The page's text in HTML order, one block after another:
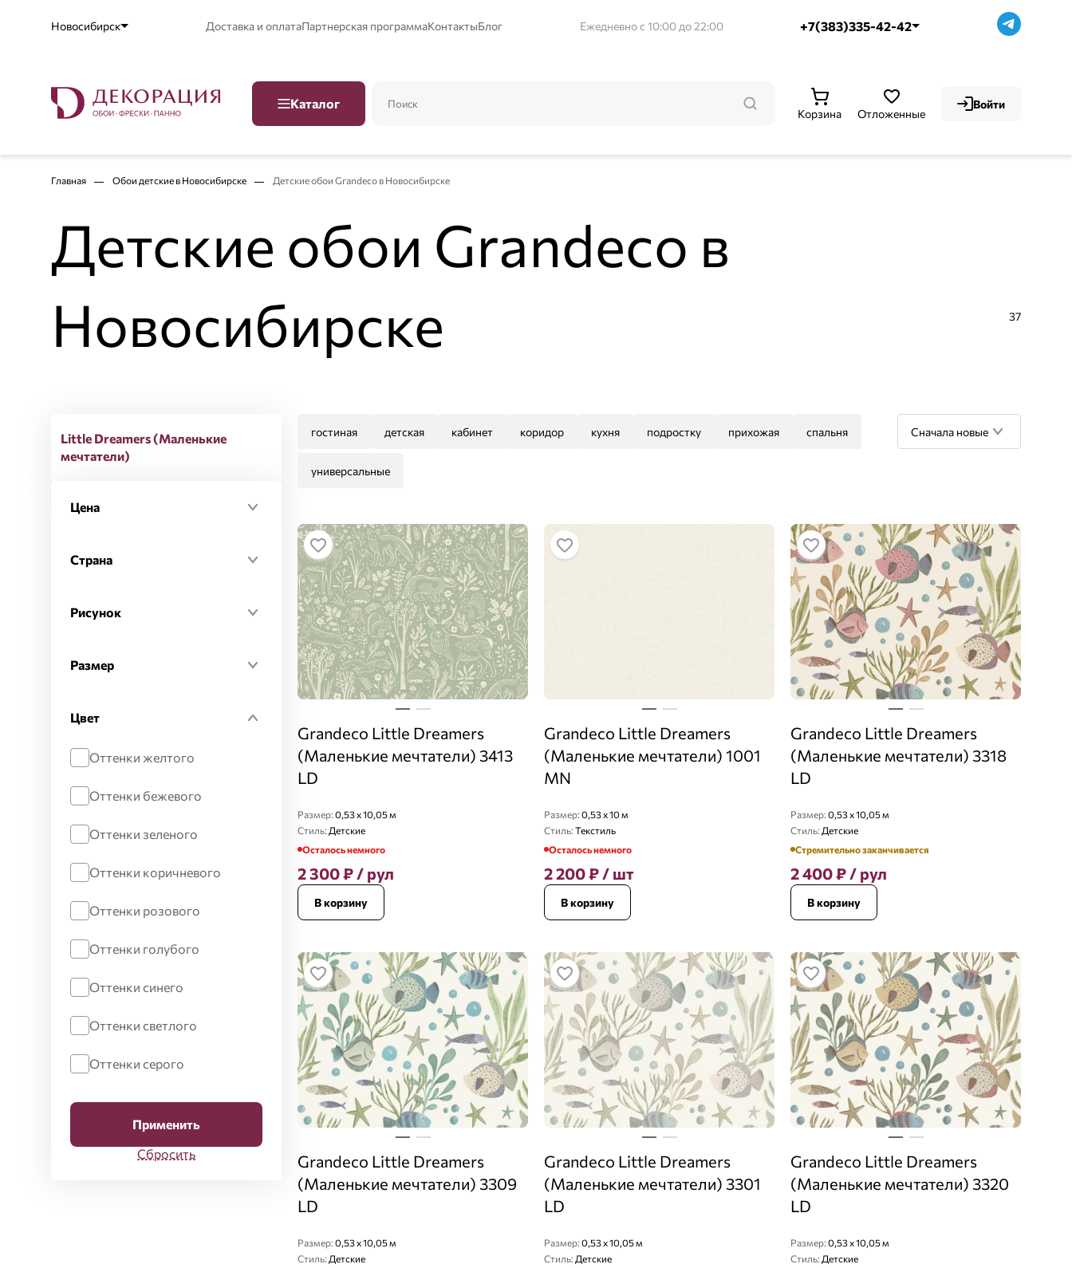
Новосибирск Доставка и оплатаПартнерская программаКонтактыБлог Ежедневно с 10:00 до 22:00 +7(383)335-42-42
Каталог
Отложенные
Корзина
Войти
Главная Обои детские в Новосибирске Детские обои Grandeco в Новосибирске
Детские обои Grandeco в
Новосибирске
37
Little Dreamers (Маленькие
мечтатели)
Цена
Страна
Рисунок
Однотонный
Природа
Сюжетный
Цветочный
Планеты
Рыбы
Размер
Цвет
Оттенки желтого
Оттенки бежевого
Оттенки зеленого
Оттенки коричневого
Оттенки розового
Оттенки голубого
Оттенки синего
Оттенки светлого
Оттенки серого
Применить
Сбросить
Сначала новые
гостиная детская кабинет коридор кухня подростку прихожая спальня
универсальные
Grandeco Little Dreamers
(Маленькие мечтатели) 3413
LD
Размер: 0,53 x 10,05 м
Стиль: Детские
Осталось немного
2 300₽/ рул
В корзину
Grandeco Little Dreamers
(Маленькие мечтатели) 1001
MN
Размер: 0,53 x 10 м
Стиль: Текстиль
Осталось немного
2 200₽/ шт
В корзину
Grandeco Little Dreamers
(Маленькие мечтатели) 3318
LD
Размер: 0,53 x 10,05 м
Стиль: Детские
Стремительно заканчивается
2 400₽/ рул
В корзину
Grandeco Little Dreamers
(Маленькие мечтатели) 3309
LD
Размер: 0,53 x 10,05 м
Стиль: Детские
Grandeco Little Dreamers
(Маленькие мечтатели) 3301
LD
Размер: 0,53 x 10,05 м
Стиль: Детские
Grandeco Little Dreamers
(Маленькие мечтатели) 3320
LD
Размер: 0,53 x 10,05 м
Стиль: Детские